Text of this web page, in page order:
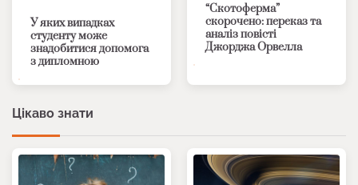
У яких випадках
студенту може
знадобитися допомога
з дипломною
“Скотоферма”
скорочено: переказ та
аналіз повісті
Джорджа Орвелла
Цікаво знати